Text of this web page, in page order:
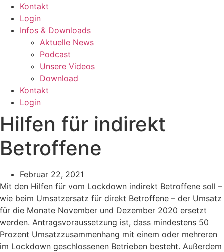
Kontakt
Login
Infos & Downloads
Aktuelle News
Podcast
Unsere Videos
Download
Kontakt
Login
Hilfen für indirekt
Betroffene
Februar 22, 2021
Mit den Hilfen für vom Lockdown indirekt Betroffene soll –
wie beim Umsatzersatz für direkt Betroffene – der Umsatz
für die Monate November und Dezember 2020 ersetzt
werden. Antragsvoraussetzung ist, dass mindestens 50
Prozent Umsatzzusammenhang mit einem oder mehreren
im Lockdown geschlossenen Betrieben besteht. Außerdem